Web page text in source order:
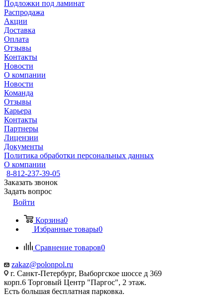
Подложки под ламинат
Распродажа
Акции
Доставка
Оплата
Отзывы
Контакты
Новости
О компании
Новости
Команда
Отзывы
Карьера
Контакты
Партнеры
Лицензии
Документы
Политика обработки персональных данных
О компании
8-812-237-39-05
Заказать звонок
Задать вопрос
Войти
Корзина0
Избранные товары0
Сравнение товаров0
zakaz@polonpol.ru
г. Санкт-Петербург, Выборгское шоссе д 369
корп.6 Торговый Центр "Паргос", 2 этаж.
Есть большая бесплатная парковка.